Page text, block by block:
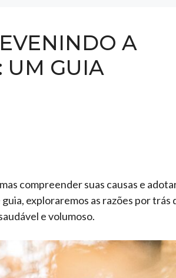
A
UM GUIA
compreender suas causas e
exploraremos as razões por trás
e volumoso.